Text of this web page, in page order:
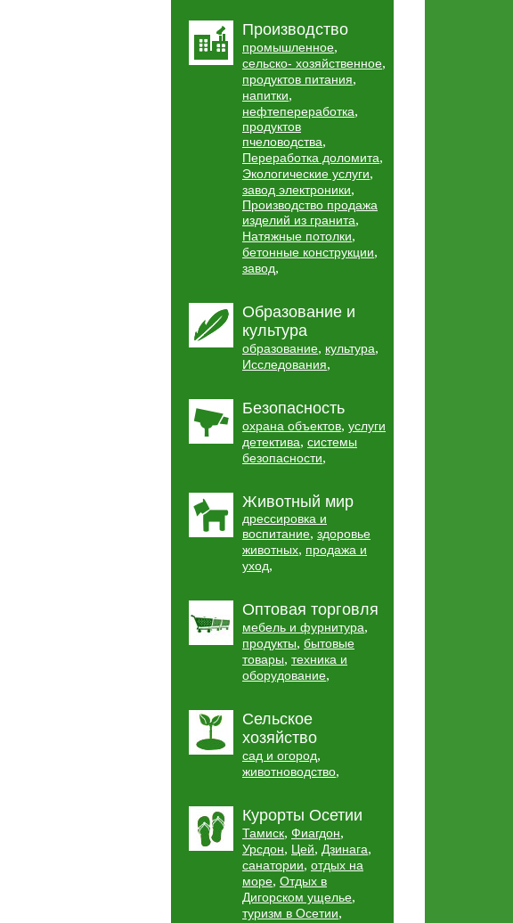
Производство
промышленное,
сельско- хозяйственное,
продуктов питания,
напитки,
нефтепереработка,
продуктов
пчеловодства,
Переработка доломита,
Экологические услуги,
завод электроники,
Производство продажа
изделий из гранита,
Натяжные потолки,
бетонные конструкции,
завод,
Образование и
культура
образование, культура,
Исследования,
Безопасность
охрана объектов, услуги
детектива, системы
безопасности,
Животный мир
дрессировка и
воспитание, здоровье
животных, продажа и
уход,
Оптовая торговля
мебель и фурнитура,
продукты, бытовые
товары, техника и
оборудование,
Сельское
хозяйство
сад и огород,
животноводство,
Курорты Осетии
Тамиск, Фиагдон,
Урсдон, Цей, Дзинага,
санатории, отдых на
море, Отдых в
Дигорском ущелье,
туризм в Осетии,